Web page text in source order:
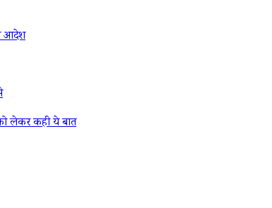
आदेश
लेकर कही ये बात